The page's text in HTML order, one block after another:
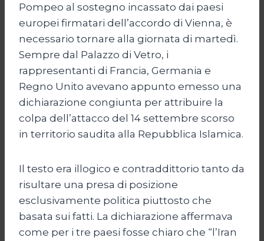
Pompeo al sostegno incassato dai paesi
europei firmatari dell’accordo di Vienna, è
necessario tornare alla giornata di martedì.
Sempre dal Palazzo di Vetro, i
rappresentanti di Francia, Germania e
Regno Unito avevano appunto emesso una
dichiarazione congiunta per attribuire la
colpa dell’attacco del 14 settembre scorso
in territorio saudita alla Repubblica Islamica.
Il testo era illogico e contraddittorio tanto da
risultare una presa di posizione
esclusivamente politica piuttosto che
basata sui fatti. La dichiarazione affermava
come per i tre paesi fosse chiaro che “l’Iran